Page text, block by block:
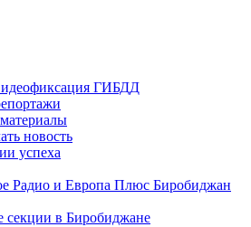
ГИБДД
новость
успеха
Радио и Европа Плюс Биробиджан
секции в Биробиджане